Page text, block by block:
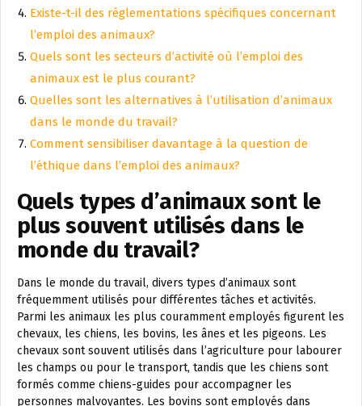
Existe-t-il des réglementations spécifiques concernant
l’emploi des animaux?
Quels sont les secteurs d’activité où l’emploi des
animaux est le plus courant?
Quelles sont les alternatives à l’utilisation d’animaux
dans le monde du travail?
Comment sensibiliser davantage à la question de
l’éthique dans l’emploi des animaux?
Quels types d’animaux sont le
plus souvent utilisés dans le
monde du travail?
Dans le monde du travail, divers types d’animaux sont
fréquemment utilisés pour différentes tâches et activités.
Parmi les animaux les plus couramment employés figurent les
chevaux, les chiens, les bovins, les ânes et les pigeons. Les
chevaux sont souvent utilisés dans l’agriculture pour labourer
les champs ou pour le transport, tandis que les chiens sont
formés comme chiens-guides pour accompagner les
personnes malvoyantes. Les bovins sont employés dans